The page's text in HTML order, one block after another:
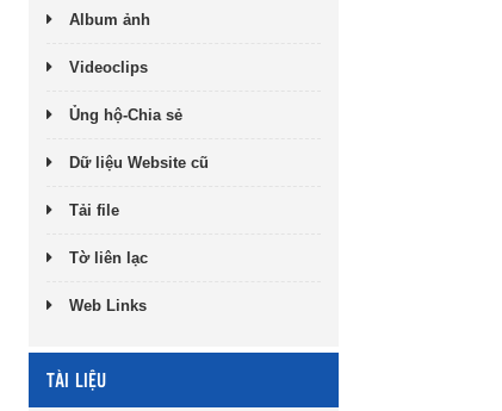
Album ảnh
Videoclips
Ủng hộ-Chia sẻ
Dữ liệu Website cũ
Tải file
Tờ liên lạc
Web Links
TÀI LIỆU